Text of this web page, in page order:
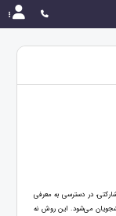
در دسترسی به معرفی
می‌شود. این روش نه